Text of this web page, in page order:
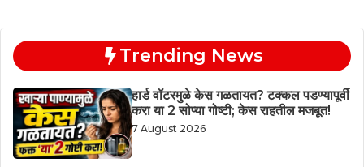
Trending News
हार्ड वॉटरमुळे केस गळतायत? टक्कल पडण्यापूर्वी
करा या 2 सोप्या गोष्टी; केस राहतील मजबूत!
7 August 2026